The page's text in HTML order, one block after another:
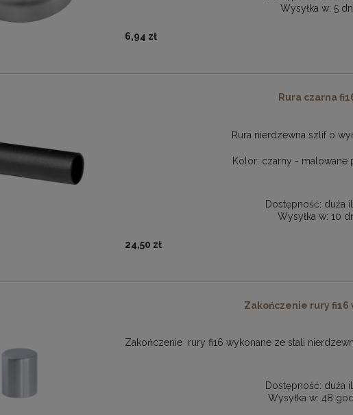
Wysyłka w: 5
6,94 zł
Rura czarna
Rura nierdzewna szlif o
Kolor: czarny - malowane
Dostępność: duża
Wysyłka w: 10
24,50 zł
Zakończenie rury fi16
Zakończenie rury fi16 wykonane ze stali
Dostępność: duża
Wysyłka w: 48